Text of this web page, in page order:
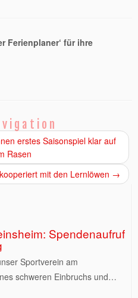
Ferienplaner‘ für ihre
erstes Saisonspiel klar auf
Rasen
mit den Lernlöwen →
Spendenaufruf
Sportverein am
schweren Einbruchs und
Vereinsheim festgestellt.